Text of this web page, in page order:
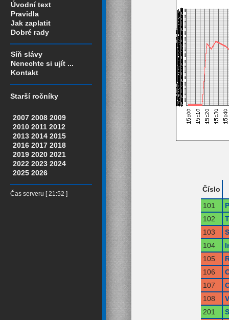
Úvodní text
Pravidla
Jak zaplatit
Dobré rady
Síň slávy
Nenechte si ujít ...
Kontakt
Starší ročníky
2007 2008 2009
2010 2011 2012
2013 2014 2015
2016 2017 2018
2019 2020 2021
2022 2023 2024
2025 2026
Čas serveru [ 21:52 ]
Číslo
101
102
103
104
105
106
107
108
201